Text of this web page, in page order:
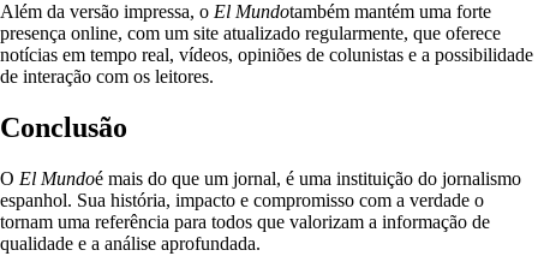
Além da versão impressa, o El Mundotambém mantém uma forte
presença online, com um site atualizado regularmente, que oferece
notícias em tempo real, vídeos, opiniões de colunistas e a possibilidade
de interação com os leitores.
Conclusão
O El Mundoé mais do que um jornal, é uma instituição do jornalismo
espanhol. Sua história, impacto e compromisso com a verdade o
tornam uma referência para todos que valorizam a informação de
qualidade e a análise aprofundada.